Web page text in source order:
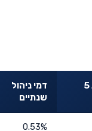
תשואה שנתית 5
דמי ניהול
שנתיים
0.53%